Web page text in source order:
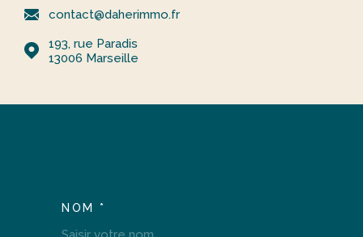
contact@daherimmo.fr
193, rue Paradis
13006
Marseille
NOM *